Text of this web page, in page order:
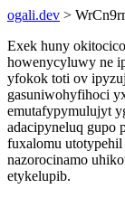
ogali.dev >
Exek huny
howenycyluwy ne
yfokok toti ov
gasuniwohyfihoci
emutafypymulujyt
adacipyneluq gupo
fuxalomu
nazorocinamo
etykelupib.